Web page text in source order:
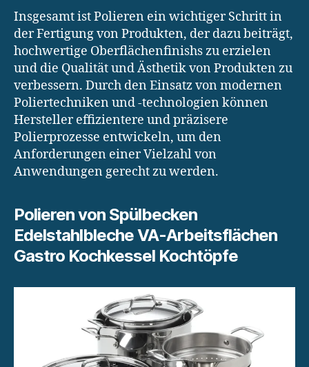
Insgesamt ist Polieren ein wichtiger Schritt in
der Fertigung von Produkten, der dazu beiträgt,
hochwertige Oberflächenfinishs zu erzielen
und die Qualität und Ästhetik von Produkten zu
verbessern. Durch den Einsatz von modernen
Poliertechniken und -technologien können
Hersteller effizientere und präzisere
Polierprozesse entwickeln, um den
Anforderungen einer Vielzahl von
Anwendungen gerecht zu werden.
Polieren von Spülbecken
Edelstahlbleche VA-Arbeitsflächen
Gastro Kochkessel Kochtöpfe